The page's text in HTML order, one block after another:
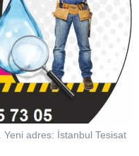
Yeni adres: İstanbul Tesisat